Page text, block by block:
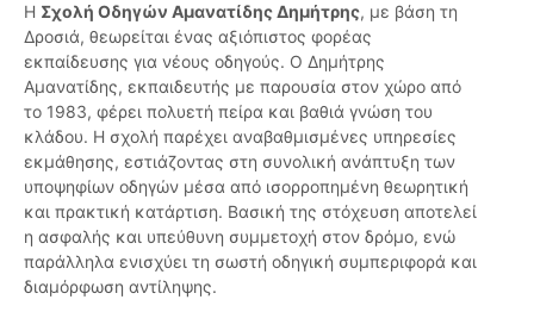
Η Σχολή Οδηγών Αμανατίδης Δημήτρης, με βάση τη
Δροσιά, θεωρείται ένας αξιόπιστος φορέας
εκπαίδευσης για νέους οδηγούς. Ο Δημήτρης
Αμανατίδης, εκπαιδευτής με παρουσία στον χώρο από
το 1983, φέρει πολυετή πείρα και βαθιά γνώση του
κλάδου. Η σχολή παρέχει αναβαθμισμένες υπηρεσίες
εκμάθησης, εστιάζοντας στη συνολική ανάπτυξη των
υποψηφίων οδηγών μέσα από ισορροπημένη θεωρητική
και πρακτική κατάρτιση. Βασική της στόχευση αποτελεί
η ασφαλής και υπεύθυνη συμμετοχή στον δρόμο, ενώ
παράλληλα ενισχύει τη σωστή οδηγική συμπεριφορά και
διαμόρφωση αντίληψης.